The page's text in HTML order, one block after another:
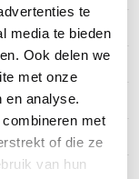
te
media te bieden
Ook delen we
met onze
en analyse.
met
of die ze
van hun